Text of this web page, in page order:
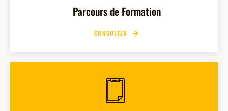
Parcours de Formation
CONSULTER